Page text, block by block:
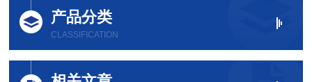
产品分类
CLASSIFICATION